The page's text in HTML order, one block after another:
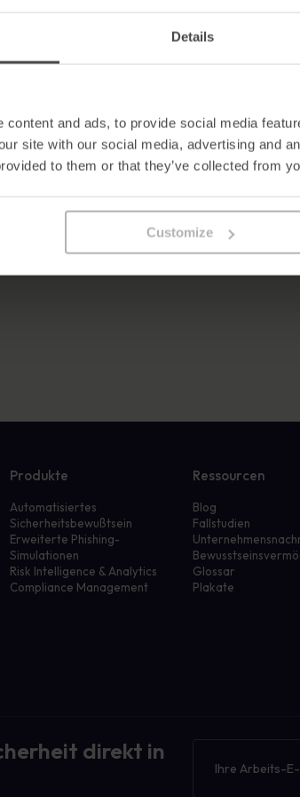
Details
content and ads, to provide social media
site with our social media, advertising and
to them or that they’ve collected from
Customize
wird ein Publikum von General Counsel,
Die Veranstaltung bietet Präsentationen,
für MetaCompliance, seine preisgekrönten
zum Thema „GDPR-Implementierung:
in einer modernen Welt und den notwendigen
Organisationen. Wir hoffen, dass diese
Verordnung vorbereitet und eine Kultur der
und Facebook, um weitere Informationen
für weitere Informationen
Produkte
Automatisiertes
Sicherheitsbewußtsein
Erweiterte Phishing-
Simulationen
Risk Intelligence & Analytics
Compliance Management
Ressourcen
Blog
Fallstudien
Glossar
Plakate
direkt in